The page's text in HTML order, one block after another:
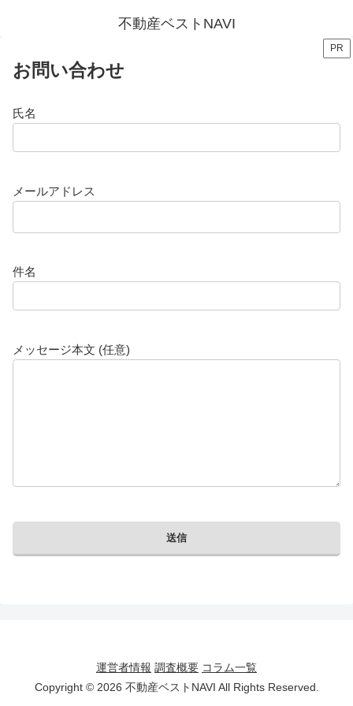
不動産ベストNAVI
PR
お問い合わせ
氏名
メールアドレス
件名
メッセージ本文 (任意)
運営者情報 調査概要 コラム一覧
Copyright © 2026 不動産ベストNAVI All Rights Reserved.